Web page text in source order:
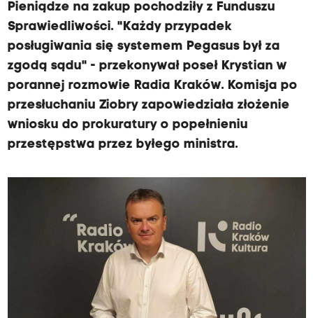
Pieniądze na zakup pochodziły z Funduszu
Sprawiedliwości. "Każdy przypadek
posługiwania się systemem Pegasus był za
zgodą sądu" - przekonywał poseł Krystian w
porannej rozmowie Radia Kraków. Komisja po
przesłuchaniu Ziobry zapowiedziała złożenie
wniosku do prokuratury o popełnieniu
przestępstwa przez byłego ministra.